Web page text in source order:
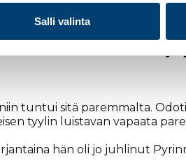
Salli valinta
joka oli aika-ajosta lähtien omaa
Finaalissa hän repäisi
Ski Team 105:n
tuntui sitä paremmalta.
tyylin luistavan vapaata
hän oli jo juhlinut